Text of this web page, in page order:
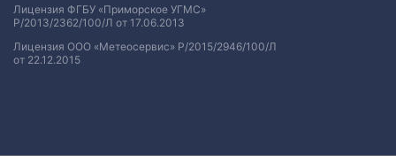
Лицензия ФГБУ «Приморское УГМС»
Р/2013/2362/100/Л от 17.06.2013
Лицензия ООО «Метеосервис» Р/2015/2946/100/Л
от 22.12.2015